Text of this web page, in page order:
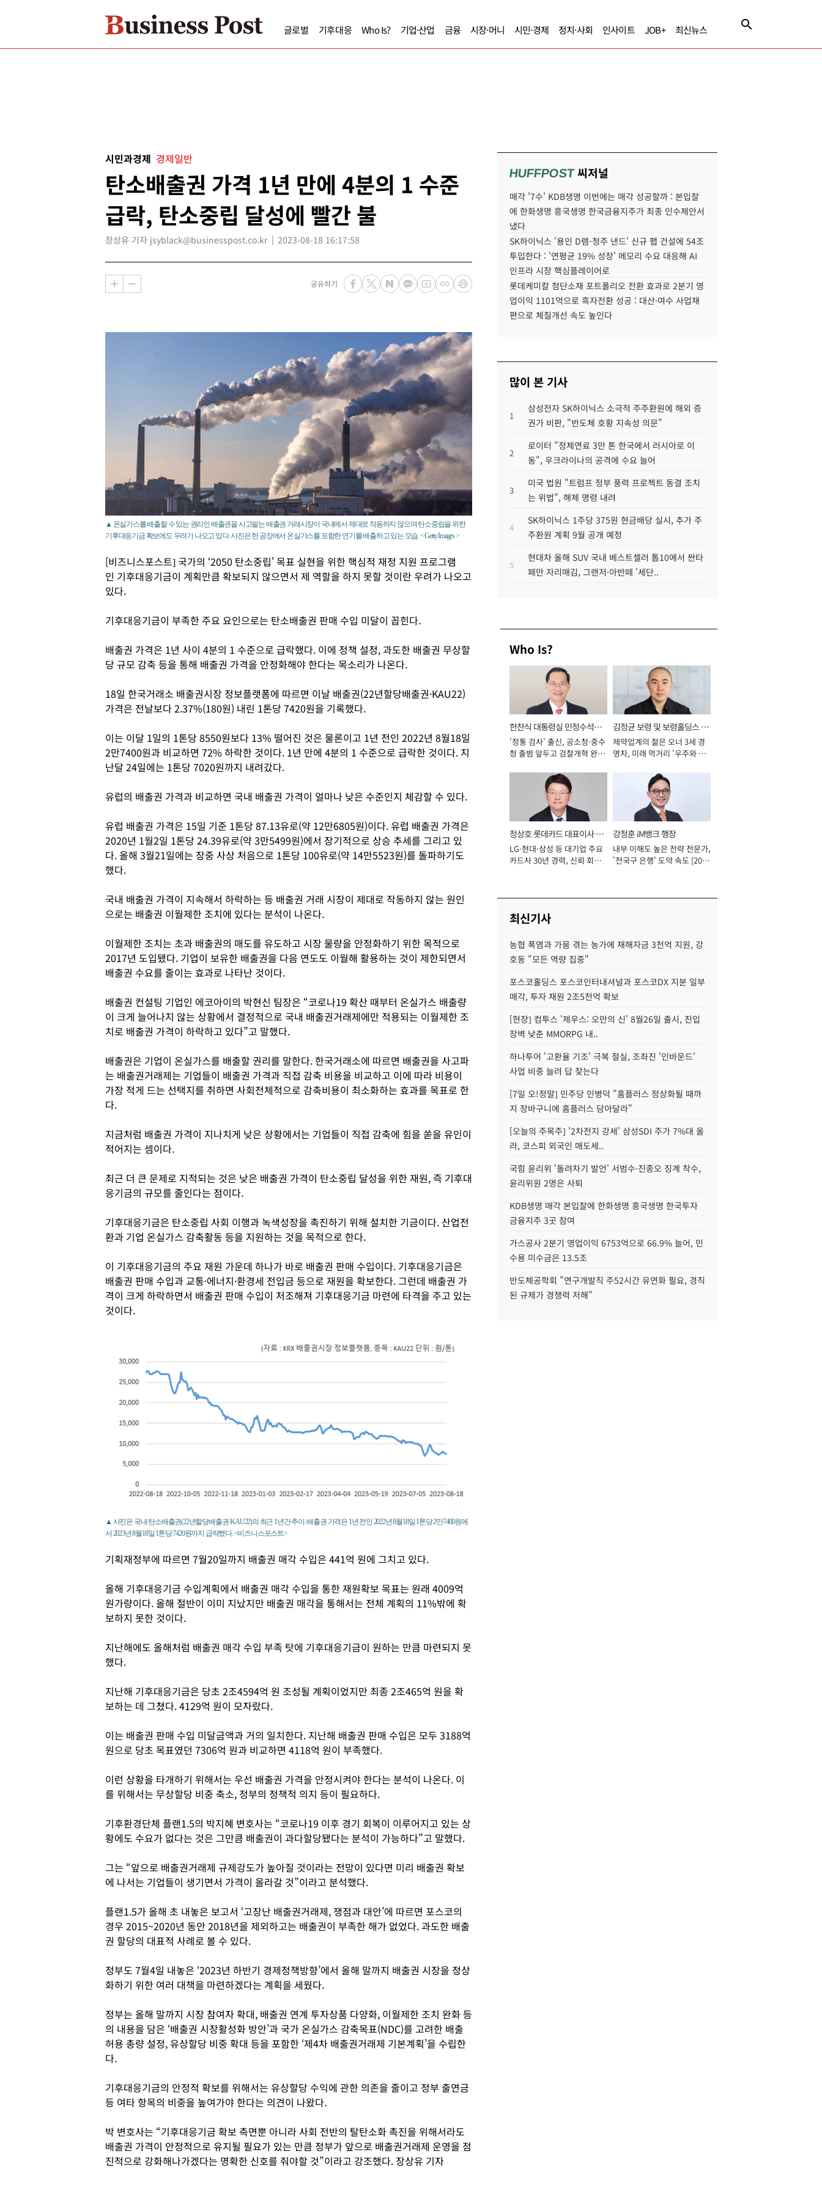
글로벌 기후대응 Who Is? 기업·산업 금융 시장·머니 시민·경제 정치·사회 인사이트 JOB+ 최신뉴스
시민과경제 경제일반
탄소배출권 가격 1년 만에 4분의 1 수준
급락, 탄소중립 달성에 빨간 불
장상유 기자 jsyblack@businesspost.co.kr 2023-08-18 16:17:58
공유하기
▲ 온실가스를 배출할 수 있는 권리인 배출권을 사고팔는 배출권 거래시장이 국내에서 제대로 작동하지 않으며 탄소중립을 위한
기후대응기금 확보에도 우려가 나오고 있다. 사진은 한 공장에서 온실가스를 포함한 연기를 배출하고 있는 모습. < Getty Images >
[비즈니스포스트] 국가의 ‘2050 탄소중립' 목표 실현을 위한 핵심적 재정 지원 프로그램
인 기후대응기금이 계획만큼 확보되지 않으면서 제 역할을 하지 못할 것이란 우려가 나오고
있다.
기후대응기금이 부족한 주요 요인으로는 탄소배출권 판매 수입 미달이 꼽힌다.
배출권 가격은 1년 사이 4분의 1 수준으로 급락했다. 이에 정책 설정, 과도한 배출권 무상할
당 규모 감축 등을 통해 배출권 가격을 안정화해야 한다는 목소리가 나온다.
18일 한국거래소 배출권시장 정보플랫폼에 따르면 이날 배출권(22년할당배출권·KAU22)
가격은 전날보다 2.37%(180원) 내린 1톤당 7420원을 기록했다.
이는 이달 1일의 1톤당 8550원보다 13% 떨어진 것은 물론이고 1년 전인 2022년 8월18일
2만7400원과 비교하면 72% 하락한 것이다. 1년 만에 4분의 1 수준으로 급락한 것이다. 지
난달 24일에는 1톤당 7020원까지 내려갔다.
유럽의 배출권 가격과 비교하면 국내 배출권 가격이 얼마나 낮은 수준인지 체감할 수 있다.
유럽 배출권 가격은 15일 기준 1톤당 87.13유로(약 12만6805원)이다. 유럽 배출권 가격은
2020년 1월2일 1톤당 24.39유로(약 3만5499원)에서 장기적으로 상승 추세를 그리고 있
다. 올해 3월21일에는 장중 사상 처음으로 1톤당 100유로(약 14만5523원)를 돌파하기도
했다.
국내 배출권 가격이 지속해서 하락하는 등 배출권 거래 시장이 제대로 작동하지 않는 원인
으로는 배출권 이월제한 조치에 있다는 분석이 나온다.
이월제한 조치는 초과 배출권의 매도를 유도하고 시장 물량을 안정화하기 위한 목적으로
2017년 도입됐다. 기업이 보유한 배출권을 다음 연도도 이월해 활용하는 것이 제한되면서
배출권 수요를 줄이는 효과로 나타난 것이다.
배출권 컨설팅 기업인 에코아이의 박현신 팀장은 “코로나19 확산 때부터 온실가스 배출량
이 크게 늘어나지 않는 상황에서 결정적으로 국내 배출권거래제에만 적용되는 이월제한 조
치로 배출권 가격이 하락하고 있다”고 말했다.
배출권은 기업이 온실가스를 배출할 권리를 말한다. 한국거래소에 따르면 배출권을 사고파
는 배출권거래제는 기업들이 배출권 가격과 직접 감축 비용을 비교하고 이에 따라 비용이
가장 적게 드는 선택지를 취하면 사회전체적으로 감축비용이 최소화하는 효과를 목표로 한
다.
지금처럼 배출권 가격이 지나치게 낮은 상황에서는 기업들이 직접 감축에 힘을 쏟을 유인이
적어지는 셈이다.
최근 더 큰 문제로 지적되는 것은 낮은 배출권 가격이 탄소중립 달성을 위한 재원, 즉 기후대
응기금의 규모를 줄인다는 점이다.
기후대응기금은 탄소중립 사회 이행과 녹색성장을 촉진하기 위해 설치한 기금이다. 산업전
환과 기업 온실가스 감축활동 등을 지원하는 것을 목적으로 한다.
이 기후대응기금의 주요 재원 가운데 하나가 바로 배출권 판매 수입이다. 기후대응기금은
배출권 판매 수입과 교통·에너지·환경세 전입금 등으로 재원을 확보한다. 그런데 배출권 가
격이 크게 하락하면서 배출권 판매 수입이 저조해져 기후대응기금 마련에 타격을 주고 있는
것이다.
▲ 사진은 국내 탄소배출권(22년할당배출권·KAU22)의 최근 1년간 추이. 배출권 가격은 1년 전인 2022년 8월18일 1톤당 2만7400원에
서 2023년 8월18일 1톤당 7420원까지 급락했다. <비즈니스포스트>
기획재정부에 따르면 7월20일까지 배출권 매각 수입은 441억 원에 그치고 있다.
올해 기후대응기금 수입계획에서 배출권 매각 수입을 통한 재원확보 목표는 원래 4009억
원가량이다. 올해 절반이 이미 지났지만 배출권 매각을 통해서는 전체 계획의 11%밖에 확
보하지 못한 것이다.
지난해에도 올해처럼 배출권 매각 수입 부족 탓에 기후대응기금이 원하는 만큼 마련되지 못
했다.
지난해 기후대응기금은 당초 2조4594억 원 조성될 계획이었지만 최종 2조465억 원을 확
보하는 데 그쳤다. 4129억 원이 모자랐다.
이는 배출권 판매 수입 미달금액과 거의 일치한다. 지난해 배출권 판매 수입은 모두 3188억
원으로 당초 목표였던 7306억 원과 비교하면 4118억 원이 부족했다.
이런 상황을 타개하기 위해서는 우선 배출권 가격을 안정시켜야 한다는 분석이 나온다. 이
를 위해서는 무상할당 비중 축소, 정부의 정책적 의지 등이 필요하다.
기후환경단체 플랜1.5의 박지혜 변호사는 “코로나19 이후 경기 회복이 이루어지고 있는 상
황에도 수요가 없다는 것은 그만큼 배출권이 과다할당됐다는 분석이 가능하다”고 말했다.
그는 “앞으로 배출권거래제 규제강도가 높아질 것이라는 전망이 있다면 미리 배출권 확보
에 나서는 기업들이 생기면서 가격이 올라갈 것”이라고 분석했다.
플랜1.5가 올해 초 내놓은 보고서 ‘고장난 배출권거래제, 쟁점과 대안’에 따르면 포스코의
경우 2015~2020년 동안 2018년을 제외하고는 배출권이 부족한 해가 없었다. 과도한 배출
권 할당의 대표적 사례로 볼 수 있다.
정부도 7월4일 내놓은 ‘2023년 하반기 경제정책방향’에서 올해 말까지 배출권 시장을 정상
화하기 위한 여러 대책을 마련하겠다는 계획을 세웠다.
정부는 올해 말까지 시장 참여자 확대, 배출권 연계 투자상품 다양화, 이월제한 조치 완화 등
의 내용을 담은 ‘배출권 시장활성화 방안’과 국가 온실가스 감축목표(NDC)를 고려한 배출
허용 총량 설정, 유상할당 비중 확대 등을 포함한 ‘제4차 배출권거래제 기본계획’을 수립한
다.
기후대응기금의 안정적 확보를 위해서는 유상할당 수익에 관한 의존을 줄이고 정부 출연금
등 여타 항목의 비중을 높여가야 한다는 의견이 나왔다.
박 변호사는 “기후대응기금 확보 측면뿐 아니라 사회 전반의 탈탄소화 촉진을 위해서라도
배출권 가격이 안정적으로 유지될 필요가 있는 만큼 정부가 앞으로 배출권거래제 운영을 점
진적으로 강화해나가겠다는 명확한 신호를 줘야할 것”이라고 강조했다. 장상유 기자
HUFFPOST씨저널
매각 '7수' KDB생명 이번에는 매각 성공할까 : 본입찰
에 한화생명 흥국생명 한국금융지주가 최종 인수제안서
냈다
SK하이닉스 '용인 D램-청주 낸드' 신규 팹 건설에 54조
투입한다 : '연평균 19% 성장' 메모리 수요 대응해 AI
인프라 시장 핵심플레이어로
롯데케미칼 첨단소재 포트폴리오 전환 효과로 2분기 영
업이익 1101억으로 흑자전환 성공 : 대산·여수 사업재
편으로 체질개선 속도 높인다
많이 본 기사
1
삼성전자 SK하이닉스 소극적 주주환원에 해외 증
권가 비판, "반도체 호황 지속성 의문"
2
로이터 "정제연료 3만 톤 한국에서 러시아로 이
동", 우크라이나의 공격에 수요 늘어
3
미국 법원 "트럼프 정부 풍력 프로젝트 동결 조치
는 위법", 해제 명령 내려
4
SK하이닉스 1주당 375원 현금배당 실시, 추가 주
주환원 계획 9월 공개 예정
5
현대차 올해 SUV 국내 베스트셀러 톱10에서 싼타
페만 자리매김, 그랜저·아반떼 '세단..
Who Is?
한찬식 대통령실 민정수석비
서관
'정통 검사' 출신, 공소청·중수
청 출범 앞두고 검찰개혁 완수
김정균 보령 및 보령홀딩스 대
표이사 사장
제약업계의 젊은 오너 3세 경
영자, 미래 먹거리 '우주와 헬
정상호 롯데카드 대표이사 사
장
LG·현대·삼성 등 대기업 주요
카드사 30년 경력, 신뢰 회복
강정훈 iM뱅크 행장
내부 이해도 높은 전략 전문가,
'전국구 은행' 도약 속도 [2026
최신기사
농협 폭염과 가뭄 겪는 농가에 재해자금 3천억 지원, 강
호동 "모든 역량 집중"
포스코홀딩스 포스코인터내셔널과 포스코DX 지분 일부
매각, 투자 재원 2조5천억 확보
[현장] 컴투스 '제우스: 오만의 신' 8월26일 출시, 진입
장벽 낮춘 MMORPG 내..
하나투어 '고환율 기조' 극복 절실, 조좌진 '인바운드'
사업 비중 늘려 답 찾는다
[7일 오!정말] 민주당 민병덕 "홈플러스 정상화될 때까
지 장바구니에 홈플러스 담아달라"
[오늘의 주목주] '2차전지 강세' 삼성SDI 주가 7%대 올
라, 코스피 외국인 매도세..
국힘 윤리위 '돌려차기 발언' 서범수·진종오 징계 착수,
윤리위원 2명은 사퇴
KDB생명 매각 본입찰에 한화생명 흥국생명 한국투자
금융지주 3곳 참여
가스공사 2분기 영업이익 6753억으로 66.9% 늘어, 민
수용 미수금은 13.5조
반도체공학회 "연구개발직 주52시간 유연화 필요, 경직
된 규제가 경쟁력 저해"